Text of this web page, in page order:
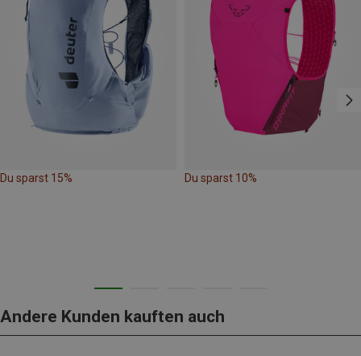
Du sparst 15% Du sparst 10%
Andere Kunden kauften auch